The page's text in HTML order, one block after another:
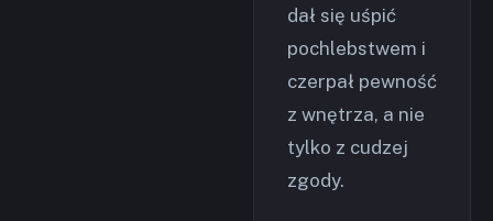
dał się uśpić
pochlebstwem i
czerpał pewność
z wnętrza, a nie
tylko z cudzej
zgody.